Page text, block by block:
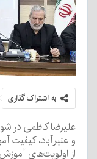
به اشتراک گذاری
علیرضا کاظمی در
و عنبرآباد،
از اولویت‌های